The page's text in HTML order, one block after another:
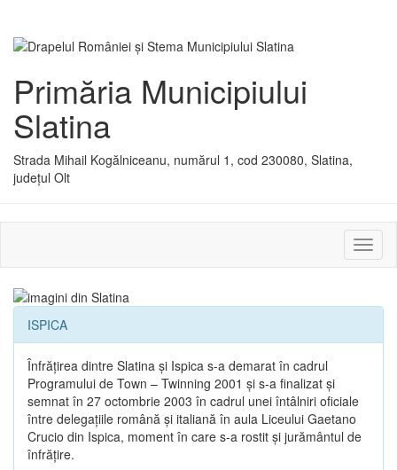
Primăria Municipiului
Slatina
Strada Mihail Kogălniceanu, numărul 1, cod 230080, Slatina,
județul Olt
sau
ISPICA
Înfrăţirea dintre Slatina şi Ispica s-a demarat în cadrul
Programului de Town – Twinning 2001 şi s-a finalizat şi
semnat în 27 octombrie 2003 în cadrul unei întâlniri oficiale
între delegaţiile română şi italiană în aula Liceului Gaetano
Crucio din Ispica, moment în care s-a rostit şi jurământul de
înfrăţire.